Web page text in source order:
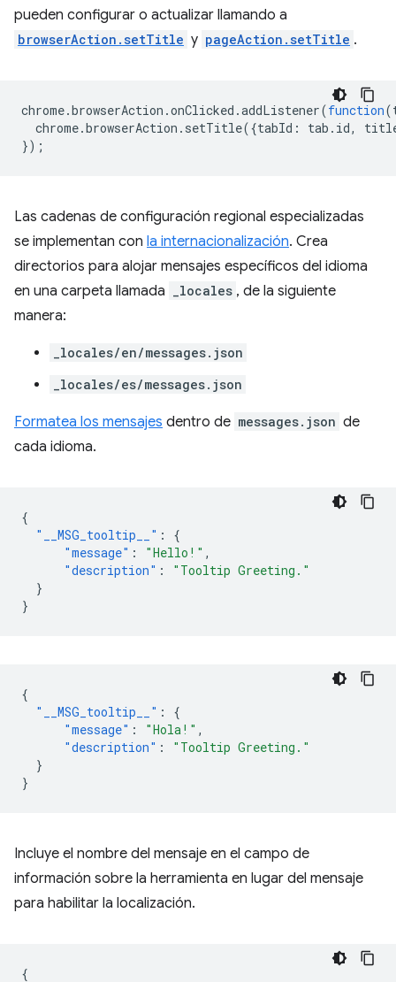
pueden configurar o actualizar llamando a
browserAction.setTitle y pageAction.setTitle .
chrome.browserAction .onClicked .addListener(function(
chrome.browserAction . setTitle({tabId : tab . id,
});
Las cadenas de configuración regional especializadas
se implementan con la internacionalización. Crea
directorios para alojar mensajes específicos del idioma
en una carpeta llamada
_locales , de la siguiente
manera:
_locales/en/messages.json
_locales/es/messages.json
Formatea los mensajes dentro de messages.json de
cada idioma.
{
"__MSG_tooltip__" :
{
"message" : "Hello!" ,
"description" :
"Tooltip Greeting."
}
}
{
"__MSG_tooltip__" :
{
"message" : "Hola!" ,
"description" :
"Tooltip Greeting."
}
}
Incluye el nombre del mensaje en el campo de
información sobre la herramienta en lugar del mensaje
para habilitar la localización.
{